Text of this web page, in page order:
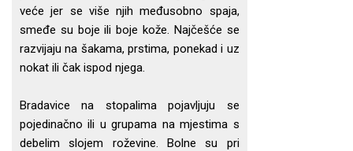
veće jer se više njih međusobno spaja,
smeđe su boje ili boje kože. Najčešće se
razvijaju na šakama, prstima, ponekad i uz
nokat ili čak ispod njega.
Bradavice na stopalima pojavljuju se
pojedinačno ili u grupama na mjestima s
debelim slojem roževine. Bolne su pri